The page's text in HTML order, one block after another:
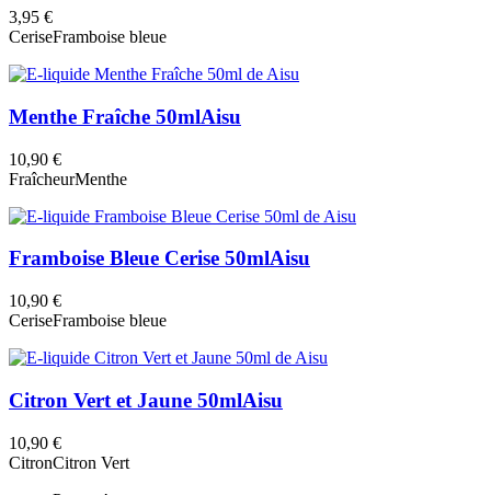
3,95 €
CeriseFramboise bleue
Menthe Fraîche 50mlAisu
10,90 €
FraîcheurMenthe
Framboise Bleue Cerise 50mlAisu
10,90 €
CeriseFramboise bleue
Citron Vert et Jaune 50mlAisu
10,90 €
CitronCitron Vert